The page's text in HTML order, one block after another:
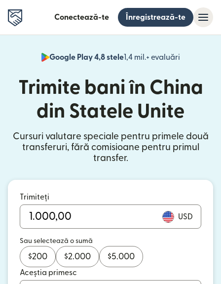
Conectează-te Înregistrează-te
Google Play 4,8 stele1,4 mil.+ evaluări
(se
Trimite bani în China
din Statele Unite
Cursuri valutare speciale pentru primele două
transferuri, fără comisioane pentru primul
transfer.
Trimiteți
USD
Sau selectează o sumă
$200 $2.000 $5.000
Aceștia primesc